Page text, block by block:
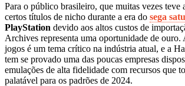
Para o público brasileiro, que muitas vezes teve
certos títulos de nicho durante a era do sega
PlayStation devido aos altos custos de
Archives representa uma oportunidade de ouro.
jogos é um tema crítico na indústria atual, e a
tem se provado uma das poucas empresas
emulações de alta fidelidade com recursos que
palatável para os padrões de 2024.